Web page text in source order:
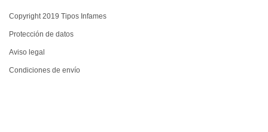
Copyright 2019 Tipos Infames
Protección de datos
Aviso legal
Condiciones de envío